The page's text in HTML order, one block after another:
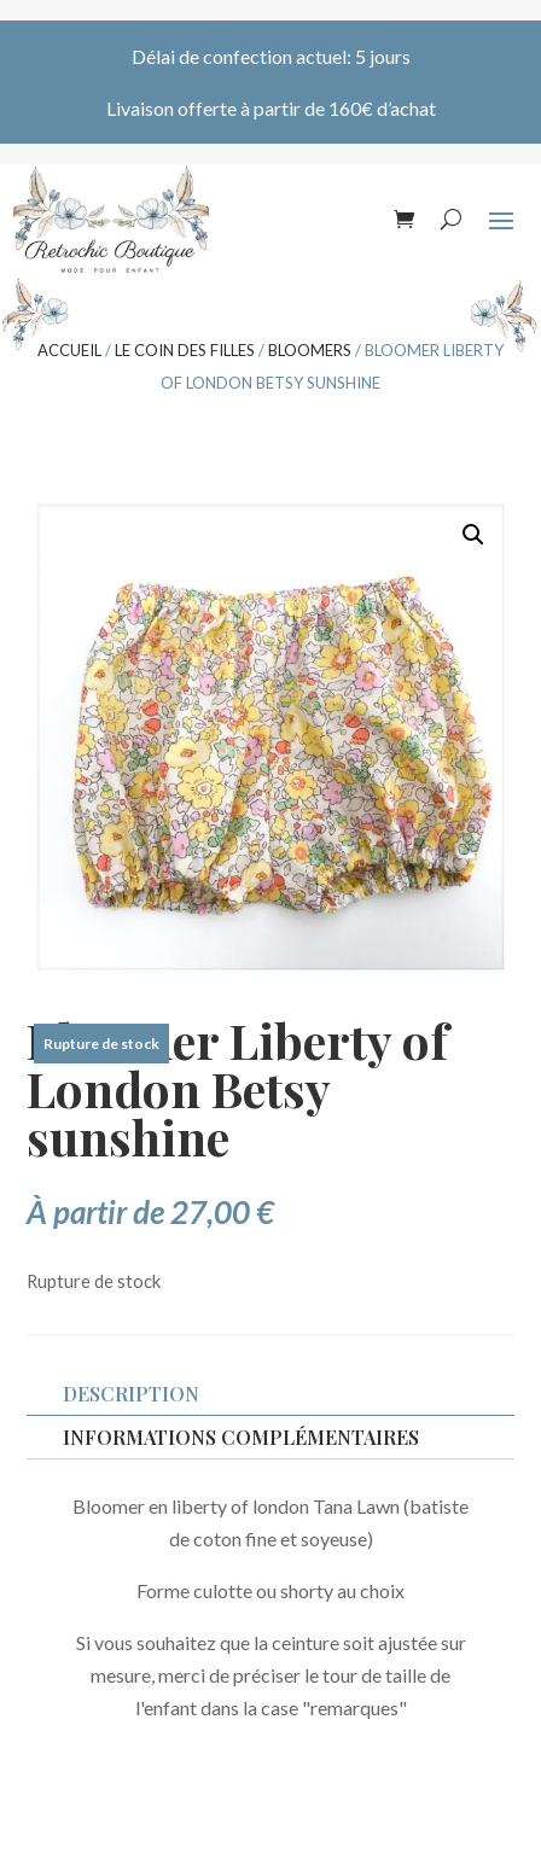
Délai de confection actuel: 5 jours
Livaison offerte à partir de 160€ d’achat
ACCUEIL /LE COIN DES FILLES /BLOOMERS / BLOOMER LIBERTY
OF LONDON BETSY SUNSHINE
Bloomer Liberty of
London Betsy
sunshine
À partir de27,00€
Rupture de stock
Rupture de stock
DESCRIPTION
INFORMATIONS COMPLÉMENTAIRES
Bloomer en liberty of london Tana Lawn (batiste
de coton fine et soyeuse)
Forme culotte ou shorty au choix
Si vous souhaitez que la ceinture soit ajustée sur
mesure, merci de préciser le tour de taille de
l'enfant dans la case "remarques"